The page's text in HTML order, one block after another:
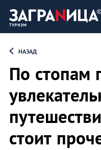
НАЗАД
По стопам
стоит